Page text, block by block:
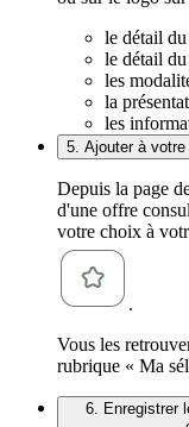
le détail du
le détail
les
la
les
5. Ajouter à
Depuis la page
d'une offre
votre choix à
.
Vous les
rubrique « Ma
6. Enregistrer